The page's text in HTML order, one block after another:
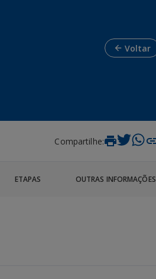
Voltar
Compartilhe:
ETAPAS OUTRAS INFORMAÇÕES